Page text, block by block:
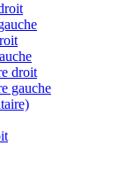
droit
gauche